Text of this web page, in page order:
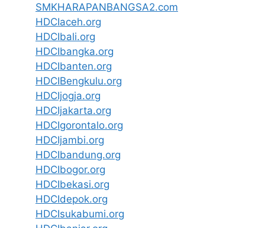
SMKHARAPANBANGSA2.com
HDCIaceh.org
HDCIbali.org
HDCIbangka.org
HDCIbanten.org
HDCIBengkulu.org
HDCIjogja.org
HDCIjakarta.org
HDCIgorontalo.org
HDCIjambi.org
HDCIbandung.org
HDCIbogor.org
HDCIbekasi.org
HDCIdepok.org
HDCIsukabumi.org